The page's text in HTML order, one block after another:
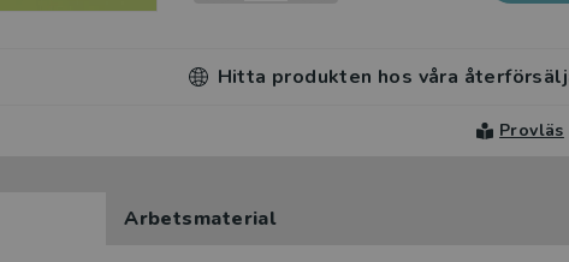
Hitta produkten hos våra
Provläs
Arbetsmaterial